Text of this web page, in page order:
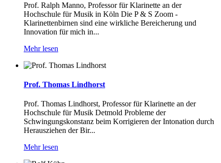
Prof. Ralph Manno, Professor für Klarinette an der
Hochschule für Musik in Köln Die P & S Zoom -
Klarinettenbirnen sind eine wirkliche Bereicherung und
Innovation für mich in...
Mehr lesen
Prof. Thomas Lindhorst
Prof. Thomas Lindhorst, Professor für Klarinette an der
Hochschule für Musik Detmold Probleme der
Schwingungskonstanz beim Korrigieren der Intonation durch
Herausziehen der Bir...
Mehr lesen